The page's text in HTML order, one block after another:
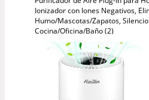
Ionizador con Iones Negativos,
Humo/Mascotas/Zapatos,
Cocina/Oficina/Baño (2)